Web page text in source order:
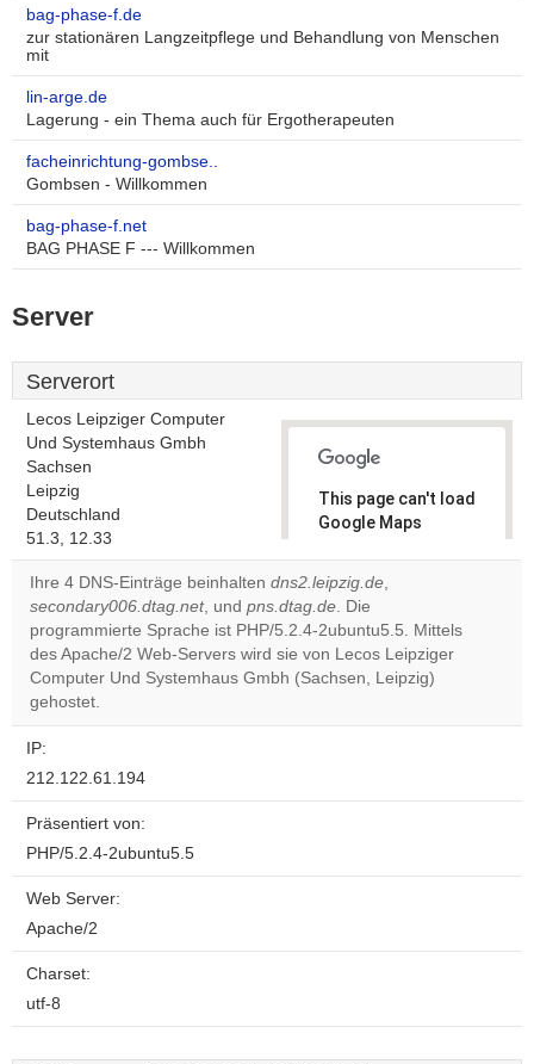
bag-phase-f.de
zur stationären Langzeitpflege und Behandlung von Menschen
mit
lin-arge.de
Lagerung - ein Thema auch für Ergotherapeuten
facheinrichtung-gombse..
Gombsen - Willkommen
bag-phase-f.net
BAG PHASE F --- Willkommen
Server
Serverort
Lecos Leipziger Computer
Und Systemhaus Gmbh
Sachsen
Leipzig
Deutschland
51.3, 12.33
This page can't load
Google Maps
Do you
website?
Ihre 4 DNS-Einträge beinhalten dns2.leipzig.de,
secondary006.dtag.net, und pns.dtag.de. Die
programmierte Sprache ist PHP/5.2.4-2ubuntu5.5. Mittels
des Apache/2 Web-Servers wird sie von Lecos Leipziger
Computer Und Systemhaus Gmbh (Sachsen, Leipzig)
gehostet.
IP:
212.122.61.194
Präsentiert von:
PHP/5.2.4-2ubuntu5.5
Web Server:
Apache/2
Charset:
utf-8